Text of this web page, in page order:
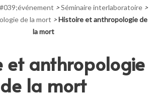
> Séminaire interlaboratoire >
de la mort >Histoire et anthropologie de
la mort
et anthropologie
de la mort